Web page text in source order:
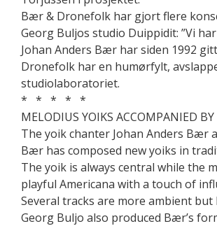
Bær & Dronefolk har gjort flere
Georg Buljos studio Duippidit: ”Vi
Johan Anders Bær har siden 1992
Dronefolk har en humørfylt,
studiolaboratoriet.
* * * * *
MELODIUS YOIKS ACCOMPANIED
The yoik chanter Johan Anders Bær
Bær has composed new yoiks in
The yoik is always central while the
playful Americana with a touch of
Several tracks are more ambient
Georg Buljo also produced Bær’s